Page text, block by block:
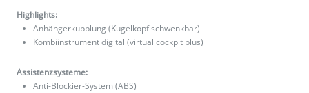
Highlights:
Anhängerkupplung (Kugelkopf schwenkbar)
Kombiinstrument digital (virtual cockpit plus)
Assistenzsysteme:
Anti-Blockier-System (ABS)